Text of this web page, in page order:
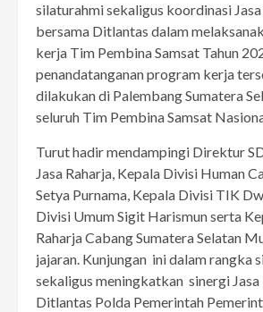
silaturahmi sekaligus koordinasi
bersama Ditlantas dalam
kerja Tim Pembina Samsat Tahun
penandatanganan program kerja
dilakukan di Palembang Sumatera
seluruh Tim Pembina Samsat
Turut hadir mendampingi Direktur
Jasa Raharja, Kepala Divisi Human
Setya Purnama, Kepala Divisi TIK
Divisi Umum Sigit Harismun serta
Raharja Cabang Sumatera Selatan
jajaran. Kunjungan ini dalam rangka
sekaligus meningkatkan sinergi Jasa
Ditlantas Polda Pemerintah